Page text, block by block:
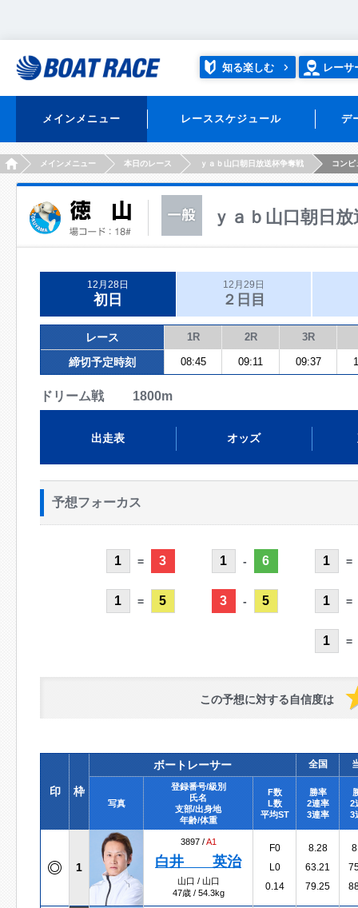
知る楽しむ レーサ
メインメニュー レーススケジュール デ
HOMEメインメニュー 本日のレース ｙａｂ山口朝日放送杯争奪戦 コンピ
ｙａｂ山口朝日
12月28日
初日
12月29日
２日目
レース 1R 2R 3R
締切予定時刻 08:45 09:11 09:37
ドリーム戦 1800m
出走表 オッズ
予想フォーカス
1 = 3
1 = 5
1 - 6
3 - 5
1 =
1 =
1 =
この予想に対する自信度は
印 枠
ボートレーサー 全国
写真
登録番号/級別
氏名
支部/出身地
年齢/体重
F数
L数
平均ST
勝率
2連率
3連率
2
3
1
3897 /A1
白井 英治
山口 / 山口
47歳 / 54.3kg
F0
L0
0.14
8.28
63.21
79.25